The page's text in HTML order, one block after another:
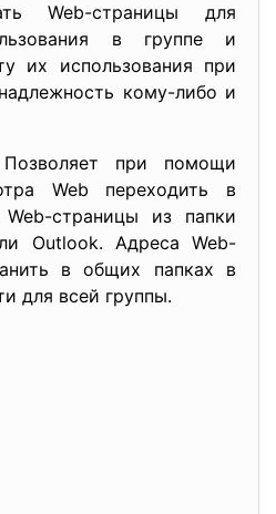
Web-страницы для
в группе и
их использования при
кому-либо и
при помощи
Web переходить в
страницы из папки
Outlook. Адреса Web-
в общих папках в
для всей группы.